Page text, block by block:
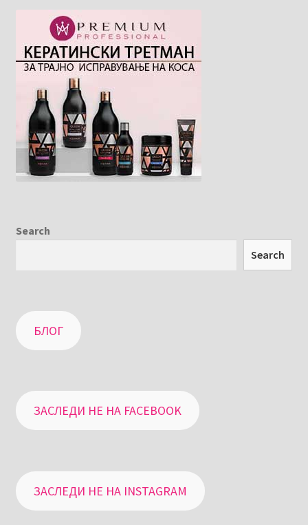
Search
Search
БЛОГ
ЗАСЛЕДИ НЕ НА FACEBOOK
ЗАСЛЕДИ НЕ НА INSTAGRAM